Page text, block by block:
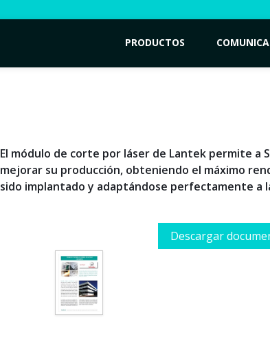
PRODUCTOS
El módulo de corte por láser de Lantek permite a
mejorar su producción, obteniendo el máximo
sido implantado y adaptándose perfectamente a
Descargar